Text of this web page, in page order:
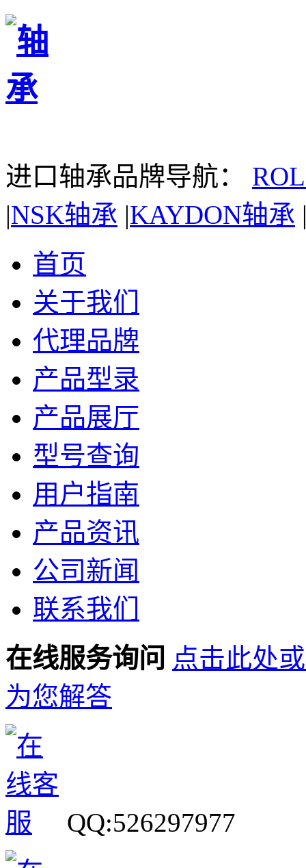
进口轴承品牌导航：
|NSK轴承 |KAYDON轴承
首页
关于我们
代理品牌
产品型录
产品展厅
型号查询
用户指南
产品资讯
公司新闻
联系我们
在线服务询问 点击此处
为您解答
QQ:526297977